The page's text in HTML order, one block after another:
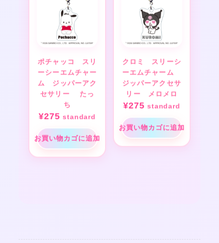
ポチャッコ スリ
ーシーエムチャー
ム ジッパーアク
セサリー たっ
ち
¥275 standard
お買い物カゴに追加
クロミ スリーシ
ーエムチャーム
ジッパーアクセサ
リー メロメロ
¥275 standard
お買い物カゴに追加